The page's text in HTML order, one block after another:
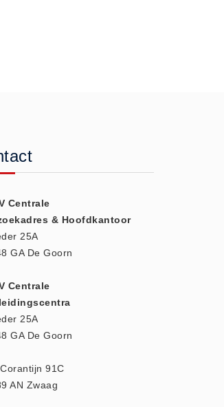
Centrale
& Hoofdkantoor
25A
GA De Goorn
Centrale
25A
GA De Goorn
91C
AN Zwaag